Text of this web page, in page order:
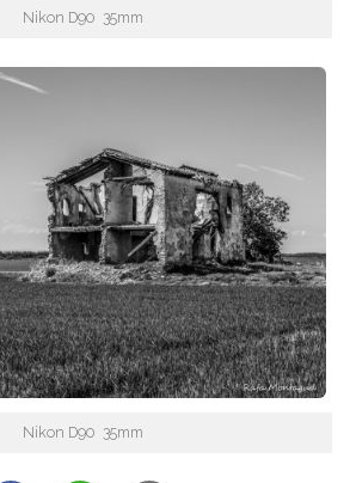
Nikon D90 35mm
Nikon D90 35mm